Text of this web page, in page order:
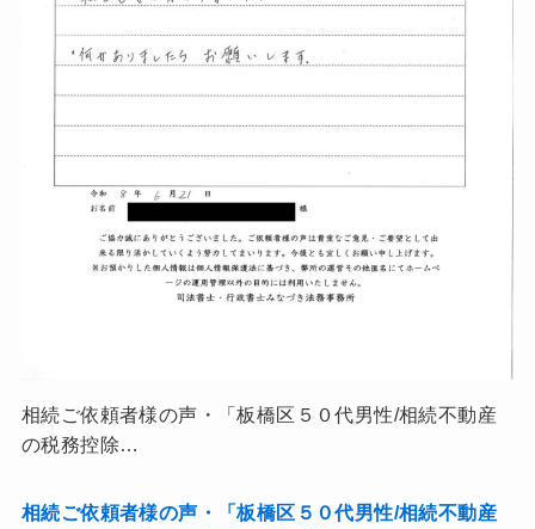
相続ご依頼者様の声・「板橋区５０代男性/相続不動産
の税務控除…
相続ご依頼者様の声・「板橋区５０代男性/相続不動産